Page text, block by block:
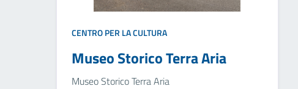
CENTRO PER LA CULTURA
Museo Storico Terra Aria
Museo Storico Terra Aria